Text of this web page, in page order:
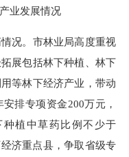
业发展情况
况。市林业局高度重视
展包括林下种植、林下
等林下经济产业，带动
安排专项资金200万元，
植中草药比例不少于
济重点县，争取省级专